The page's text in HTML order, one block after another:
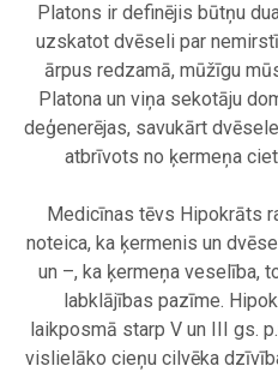
Platons ir definējis būtņu
uzskatot dvēseli par
ārpus redzamā, mūžīgu
Platona un viņa sekotāju
deģenerējas, savukārt
atbrīvots no ķermeņa
Medicīnas tēvs Hipokrāts
noteica, ka ķermenis un
un –, ka ķermeņa veselība,
labklājības pazīme.
laikposmā starp V un III gs.
vislielāko cieņu cilvēka